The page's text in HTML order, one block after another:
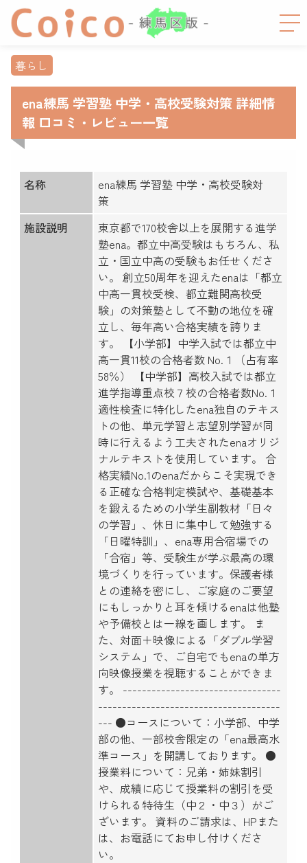
暮らし
ena練馬 学習塾 中学・高校受験対策 詳細情
報 口コミ・レビュー一覧
名称
ena練馬 学習塾 中学・高校受験対
策
施設説明
東京都で170校舎以上を展開する進学
塾ena。都立中高受験はもちろん、私
立・国立中高の受験もお任せくださ
い。 創立50周年を迎えたenaは「都立
中高一貫校受検、都立難関高校受
験」の対策塾として不動の地位を確
立し、毎年高い合格実績を誇りま
す。 【小学部】中学入試では都立中
高一貫11校の合格者数 No.１（占有率
58％） 【中学部】高校入試では都立
進学指導重点校７校の合格者数No.１
適性検査に特化したena独自のテキス
トの他、単元学習と志望別学習が同
時に行えるよう工夫されたenaオリジ
ナルテキストを使用しています。 合
格実績No.1のenaだからこそ実現でき
る正確な合格判定模試や、基礎基本
を鍛えるための小学生副教材「日々
の学習」、休日に集中して勉強する
「日曜特訓」、ena専用合宿場での
「合宿」等、受験生が学ぶ最高の環
境づくりを行っています。保護者様
との連絡を密にし、ご家庭のご要望
にもしっかりと耳を傾けるenaは他塾
や予備校とは一線を画します。 ま
た、対面＋映像による「ダブル学習
システム」で、ご自宅でもenaの単方
向映像授業を視聴することができま
す。 ---------------------------------
--------------------------------------
--- ●コースについて：小学部、中学
部の他、一部校舎限定の「ena最高水
準コース」を開講しております。 ●
授業料について：兄弟・姉妹割引
や、成績に応じて授業料の割引を受
けられる特待生（中２・中３）がご
ざいます。 資料のご請求は、HPまた
は、お電話にてお申し付けくださ
い。